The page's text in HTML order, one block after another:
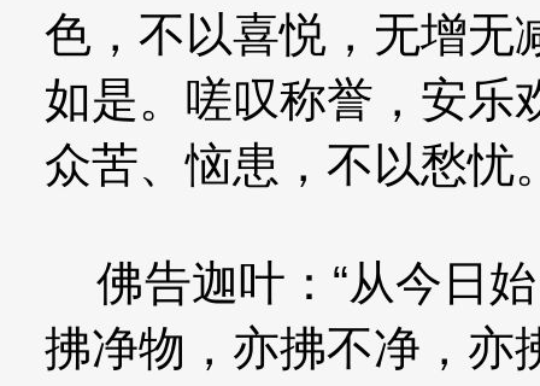
色，不以喜悦，无增无
如是。嗟叹称誉，安乐
众苦、恼患，不以愁忧
佛告迦叶：“从今日
拂净物，亦拂不净，亦